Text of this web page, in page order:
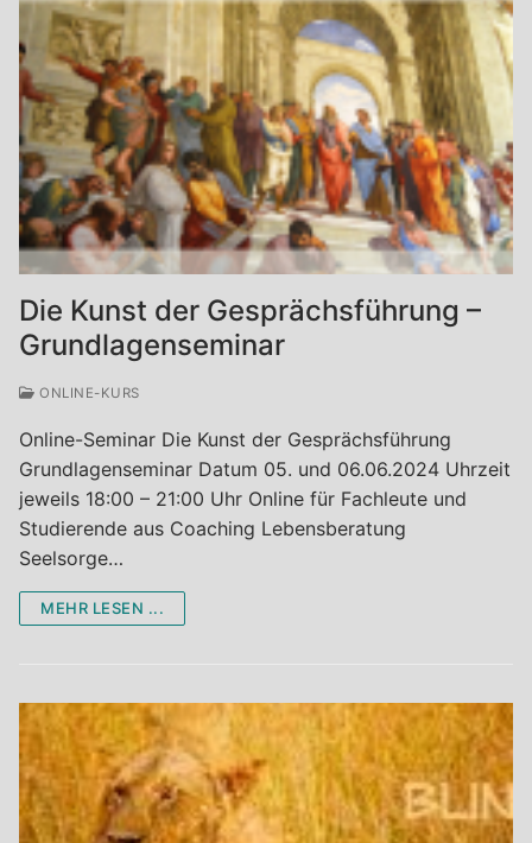
Die Kunst der Gesprächsführung –
Grundlagenseminar
ONLINE-KURS
Online-Seminar Die Kunst der Gesprächsführung
Grundlagenseminar Datum 05. und 06.06.2024 Uhrzeit
jeweils 18:00 – 21:00 Uhr Online für Fachleute und
Studierende aus Coaching Lebensberatung
Seelsorge…
MEHR LESEN ...